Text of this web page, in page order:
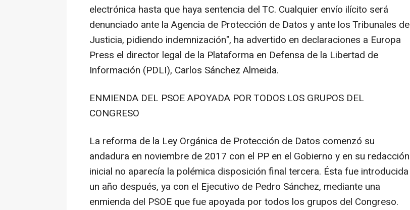
electrónica hasta que haya sentencia del TC. Cualquier envío ilícito será
denunciado ante la Agencia de Protección de Datos y ante los Tribunales de
Justicia, pidiendo indemnización", ha advertido en declaraciones a Europa
Press el director legal de la Plataforma en Defensa de la Libertad de
Información (PDLI), Carlos Sánchez Almeida.
ENMIENDA DEL PSOE APOYADA POR TODOS LOS GRUPOS DEL
CONGRESO
La reforma de la Ley Orgánica de Protección de Datos comenzó su
andadura en noviembre de 2017 con el PP en el Gobierno y en su redacción
inicial no aparecía la polémica disposición final tercera. Ésta fue introducida
un año después, ya con el Ejecutivo de Pedro Sánchez, mediante una
enmienda del PSOE que fue apoyada por todos los grupos del Congreso.